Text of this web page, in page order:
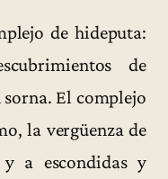
de hideputa:
de
El complejo
la vergüenza de
a escondidas y